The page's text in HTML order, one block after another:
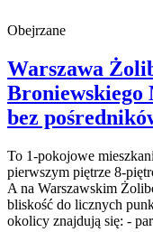
Obejrzane
Warszawa
Broniewskiego
bez
To 1-pokojowe
pierwszym piętrze 8-
A na Warszawskim
bliskość do licznych
okolicy znajdują się: -